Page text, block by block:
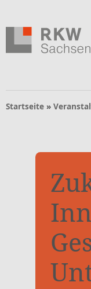
Startseite »